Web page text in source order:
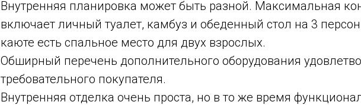
Внутренняя планировка может быть разной. Максимальная
включает личный туалет, камбуз и обеденный стол на 3
каюте есть спальное место для двух взрослых.
Обширный перечень дополнительного оборудования
требовательного покупателя.
Внутренняя отделка очень проста, но в то же время